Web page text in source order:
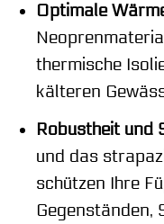
Optimale
thermische
kälteren
Robustheit und
und das
schützen Ihre
Gegenständen,